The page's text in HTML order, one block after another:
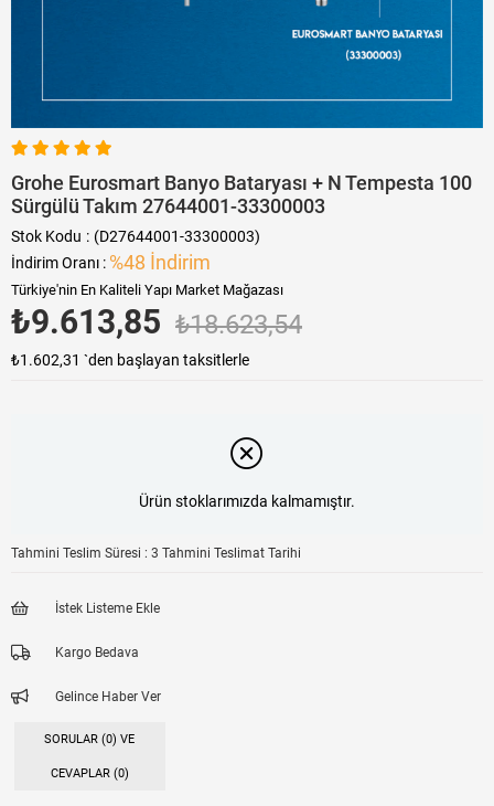
Grohe Eurosmart Banyo Bataryası + N Tempesta 100
Sürgülü Takım 27644001-33300003
Stok Kodu
(D27644001-33300003)
İndirim Oranı : %48 İndirim
Türkiye'nin En Kaliteli Yapı Market Mağazası
₺18.623,54
₺9.613,85
₺1.602,31 `den başlayan taksitlerle
Ürün stoklarımızda kalmamıştır.
Tahmini Teslim Süresi : 3 Tahmini Teslimat Tarihi
İstek Listeme Ekle
Kargo Bedava
Gelince Haber Ver
SORULAR (0) VE
CEVAPLAR (0)